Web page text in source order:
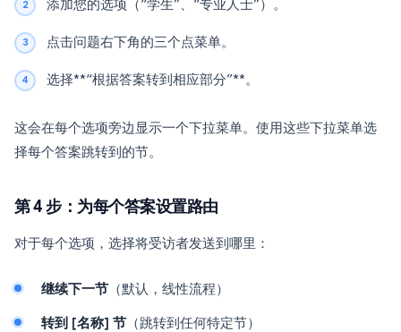
添加您的选项（“学生”、“专业人士”）。
点击问题右下角的三个点菜单。
选择**“根据答案转到相应部分”**。
这会在每个选项旁边显示一个下拉菜单。使用这些下拉菜单选
择每个答案跳转到的节。
第 4 步：为每个答案设置路由
对于每个选项，选择将受访者发送到哪里：
继续下一节 （默认，线性流程）
转到 [名称] 节 （跳转到任何特定节）